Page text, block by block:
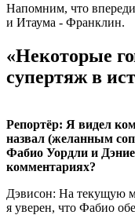
Напомним, что
и Итаума - Франклин.
«Некоторые
супертяж в
Репортёр: Я видел
назвал (желанным
Фабио Уордли и
комментариях?
Дэвисон: На текущую
я уверен, что Фабио